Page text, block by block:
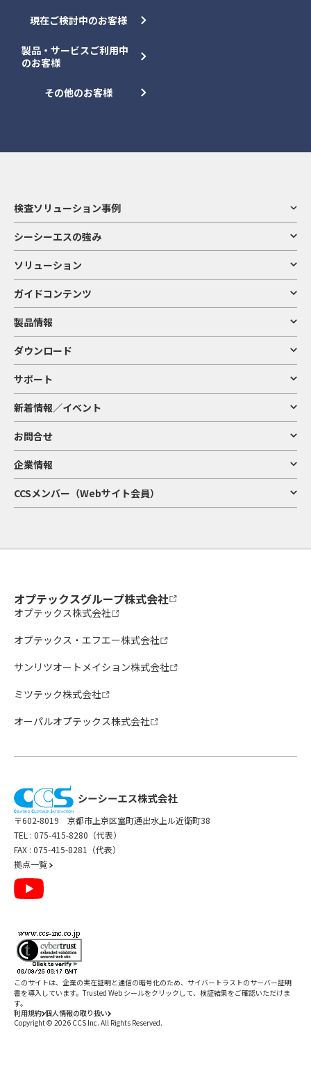
現在ご検討中のお客様
製品・サービスご利用中
のお客様
その他のお客様
検査ソリューション事例
シーシーエスの強み
ソリューション
ガイドコンテンツ
製品情報
ダウンロード
サポート
新着情報／イベント
お問合せ
企業情報
CCSメンバー（Webサイト会員）
オプテックスグループ株式会社
オプテックス株式会社
オプテックス・エフエー株式会社
サンリツオートメイション株式会社
ミツテック株式会社
オーパルオプテックス株式会社
〒602-8019 京都市上京区室町通出水上ル近衛町38
TEL : 075-415-8280（代表）
FAX : 075-415-8281（代表）
拠点一覧
利用規約 個人情報の取り扱い
Copyright © 2026 CCS Inc. All Rights Reserved.
このサイトは、企業の実在証明と通信の暗号化のため、サイバートラストのサーバー証明
書を導入しています。Trusted Web シールをクリックして、検証結果をご確認いただけま
す。